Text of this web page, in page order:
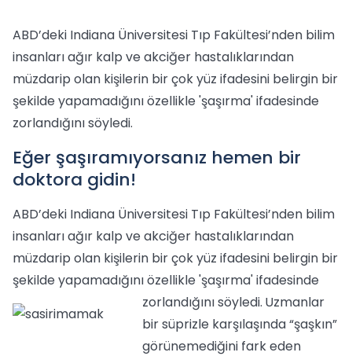
ABD’deki Indiana Üniversitesi Tıp Fakültesi’nden bilim
insanları ağır kalp ve akciğer hastalıklarından
müzdarip olan kişilerin bir çok yüz ifadesini belirgin bir
şekilde yapamadığını özellikle 'şaşırma' ifadesinde
zorlandığını söyledi.
Eğer şaşıramıyorsanız hemen bir
doktora gidin!
ABD’deki Indiana Üniversitesi Tıp Fakültesi’nden bilim
insanları ağır kalp ve akciğer hastalıklarından
müzdarip olan kişilerin bir çok yüz ifadesini belirgin bir
şekilde yapamadığını özellikle 'şaşırma' ifadesinde
zorlandığını söyledi. Uzmanlar
bir süprizle karşılaşında “şaşkın”
görünemediğini fark eden